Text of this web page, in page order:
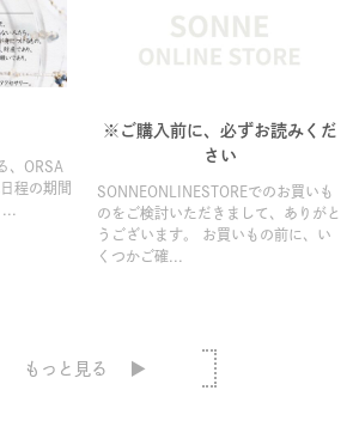
、ORSA
程の期間
※ご購入前に、必ずお読みくだ
さい
SONNEONLINESTOREでのお買いも
のをご検討いただきまして、ありがと
うございます。 お買いもの前に、い
くつかご確...
もっと見る